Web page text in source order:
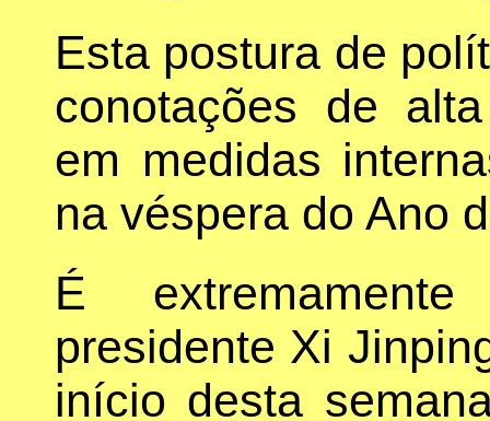
Esta postura de
conotações de
em medidas
na véspera do Ano
É
presidente Xi
início desta